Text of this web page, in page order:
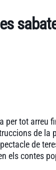
per tot arreu
de la
de
els contes